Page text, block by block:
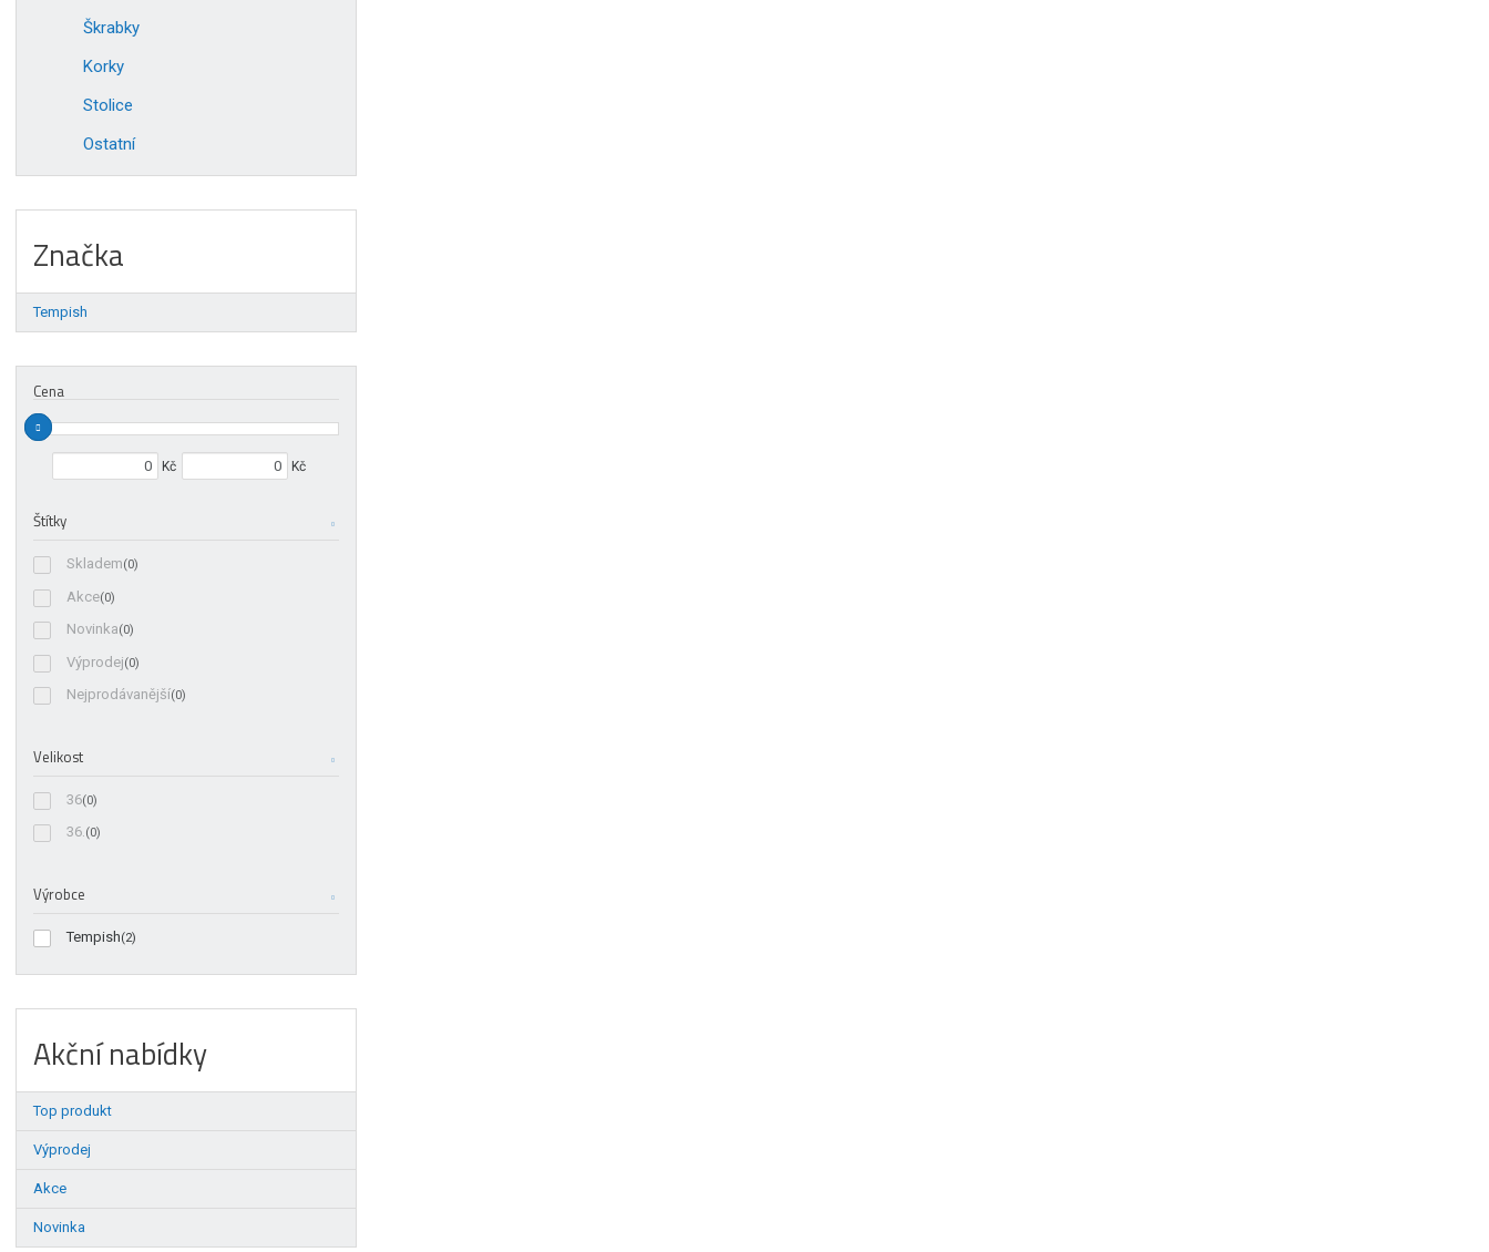
Škrabky
Korky
Stolice
Ostatní
Značka
Tempish
Cena
Kč Kč
Štítky
Skladem(0)
Akce(0)
Novinka(0)
Výprodej(0)
Nejprodávanější(0)
Velikost
36(0)
36.(0)
Výrobce
Tempish(2)
Akční nabídky
Top produkt
Výprodej
Akce
Novinka